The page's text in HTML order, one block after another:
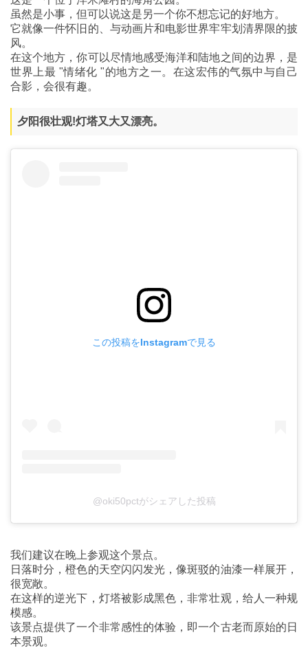
虽然是小事，但可以说这是另一个你不想忘记的好地方。
它就像一件怀旧的、与动画片和电影世界牢牢划清界限的披
风。
在这个地方，你可以尽情地感受海洋和陆地之间的边界，是
世界上最 "情绪化 "的地方之一。在这宏伟的气氛中与自己
合影，会很有趣。
夕阳很壮观!灯塔又大又漂亮。
この投稿をInstagramで見る
@oki50pctがシェアした投稿
我们建议在晚上参观这个景点。
日落时分，橙色的天空闪闪发光，像斑驳的油漆一样展开，
很宽敞。
在这样的逆光下，灯塔被影成黑色，非常壮观，给人一种规
模感。
该景点提供了一个非常感性的体验，即一个古老而原始的日
本景观。